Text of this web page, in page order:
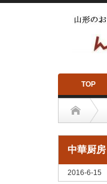
TOP
中華厨
2016-6-15